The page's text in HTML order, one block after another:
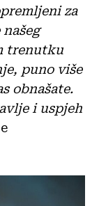
za
trenutku
puno više
obnašate.
i uspjeh